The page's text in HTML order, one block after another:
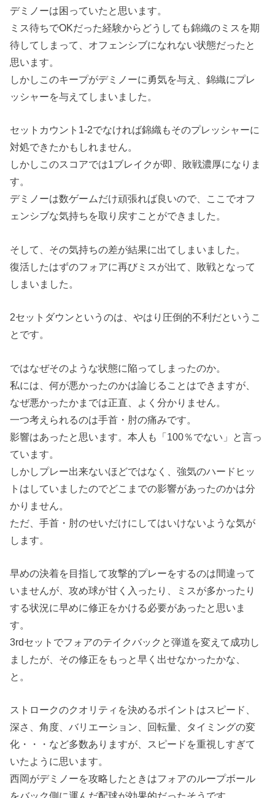
デミノーは困っていたと思います。
ミス待ちでOKだった経験からどうしても錦織のミスを期
待してしまって、オフェンシブになれない状態だったと
思います。
しかしこのキープがデミノーに勇気を与え、錦織にプレ
ッシャーを与えてしまいました。
セットカウント1-2でなければ錦織もそのプレッシャーに
対処できたかもしれません。
しかしこのスコアでは1ブレイクが即、敗戦濃厚になりま
す。
デミノーは数ゲームだけ頑張れば良いので、ここでオフ
ェンシブな気持ちを取り戻すことができました。
そして、その気持ちの差が結果に出てしまいました。
復活したはずのフォアに再びミスが出て、敗戦となって
しまいました。
2セットダウンというのは、やはり圧倒的不利だというこ
とです。
ではなぜそのような状態に陥ってしまったのか。
私には、何が悪かったのかは論じることはできますが、
なぜ悪かったかまでは正直、よく分かりません。
一つ考えられるのは手首・肘の痛みです。
影響はあったと思います。本人も「100％でない」と言っ
ています。
しかしプレー出来ないほどではなく、強気のハードヒッ
トはしていましたのでどこまでの影響があったのかは分
かりません。
ただ、手首・肘のせいだけにしてはいけないような気が
します。
早めの決着を目指して攻撃的プレーをするのは間違って
いませんが、攻め球が甘く入ったり、ミスが多かったり
する状況に早めに修正をかける必要があったと思いま
す。
3rdセットでフォアのテイクバックと弾道を変えて成功し
ましたが、その修正をもっと早く出せなかったかな、
と。
ストロークのクオリティを決めるポイントはスピード、
深さ、角度、バリエーション、回転量、タイミングの変
化・・・など多数ありますが、スピードを重視しすぎて
いたように思います。
西岡がデミノーを攻略したときはフォアのループボール
をバック側に運んだ配球が効果的だったそうです。